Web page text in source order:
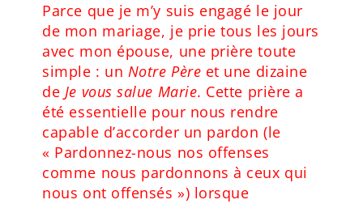
Parce que je m’y suis engagé le jour
de mon mariage, je prie tous les jours
avec mon épouse, une prière toute
simple : un Notre Père et une dizaine
de Je vous salue Marie. Cette prière a
été essentielle pour nous rendre
capable d’accorder un pardon (le
« Pardonnez-nous nos offenses
comme nous pardonnons à ceux qui
nous ont offensés ») lorsque